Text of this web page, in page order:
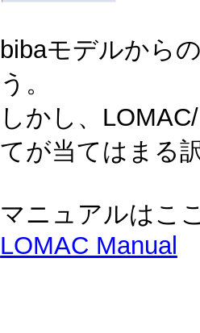
bibaモデルから
う。
しかし、
てが当てはまる
マニュアルはこ
LOMAC Manual